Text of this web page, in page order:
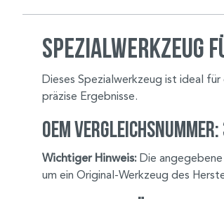
Spezialwerkzeug
Dieses Spezialwerkzeug ist ideal
präzise Ergebnisse.
OEM
Wichtiger Hinweis: Die
um ein Original-Werkzeug des